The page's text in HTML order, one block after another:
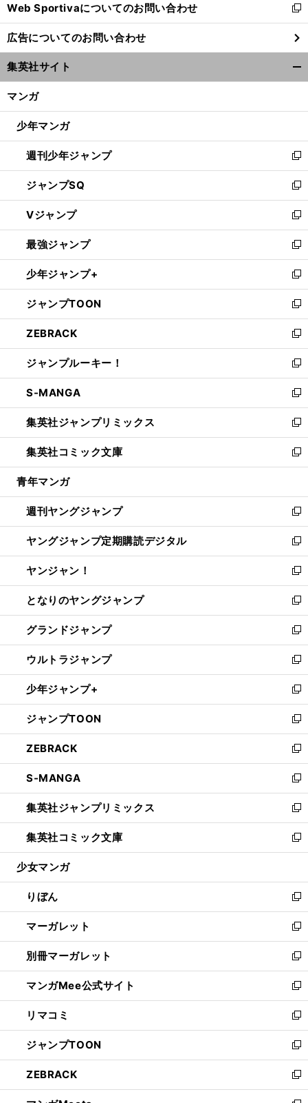
く
Web Sportivaについてのお問い合わせ
新
し
い
ウ
ィ
ン
ウ
開
く
広告についてのお問い合わせ
集英社サイト
マンガ
少年マンガ
週刊少年ジャンプ
新
し
い
ウ
ィ
ン
ド
ウ
で
開
く
ジャンプSQ
新
し
い
ウ
ィ
ン
ド
ウ
で
開
く
Vジャンプ
新
し
い
ウ
ィ
ン
ド
ウ
で
開
く
最強ジャンプ
新
し
い
ウ
ィ
ン
ド
ウ
で
開
く
少年ジャンプ+
新
し
い
ウ
ィ
ン
ド
ウ
で
開
く
ジャンプTOON
新
し
い
ウ
ィ
ン
ド
ウ
で
開
く
ZEBRACK
新
し
い
ウ
ィ
ン
ド
ウ
で
開
ジャンプルーキー！
新
し
い
ウ
ィ
ン
ド
ウ
開
く
S-MANGA
新
し
い
ウ
ィ
ン
ウ
で
開
く
集英社ジャンプリミックス
新
し
い
ウ
ン
ド
ウ
で
開
く
集英社コミック文庫
新
し
ウ
ィ
ン
ド
ウ
で
開
く
青年マンガ
週刊ヤングジャンプ
新
し
い
ウ
ィ
ン
ド
ウ
で
開
く
ヤングジャンプ定期購読デジタル
新
し
い
ウ
ィ
ン
ド
ウ
で
開
く
ヤンジャン！
新
し
い
ウ
ィ
ン
ド
ウ
で
開
く
となりのヤングジャンプ
新
し
い
ウ
ィ
ン
ド
ウ
で
開
く
グランドジャンプ
新
し
い
ウ
ィ
ン
ド
ウ
で
開
く
ウルトラジャンプ
新
し
い
ウ
ィ
ン
ド
ウ
で
開
く
少年ジャンプ+
新
し
い
ウ
ィ
ン
ド
ウ
で
開
く
ジャンプTOON
新
し
い
ウ
ィ
ン
ド
ウ
で
開
ZEBRACK
新
し
い
ウ
ィ
ン
ド
ウ
開
く
S-MANGA
新
し
い
ウ
ィ
ン
ウ
で
開
く
集英社ジャンプリミックス
新
し
い
ウ
ン
ド
ウ
で
開
く
集英社コミック文庫
新
し
ウ
ィ
ン
ド
ウ
で
開
く
少女マンガ
りぼん
新
し
い
ウ
ィ
ン
ド
ウ
で
開
く
マーガレット
新
し
い
ウ
ィ
ン
ド
ウ
で
開
く
別冊マーガレット
新
し
い
ウ
ィ
ン
ド
ウ
で
開
マンガMee公式サイト
新
し
い
ウ
ィ
ン
ド
ウ
リマコミ
新
し
い
ウ
ィ
ン
ジャンプTOON
新
し
い
ウ
ZEBRACK
新
し